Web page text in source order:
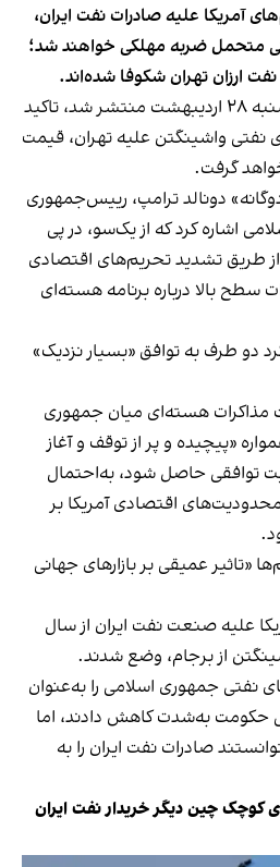
آمریکا علیه صادرات نفت ایران،
متحمل ضربه مهلکی خواهند شد؛
نفت ارزان تهران شکوفا شده‌اند.
بوسو در این مطلب که دوشنبه ۲۸ اردیبهشت منتشر شد، تاکید
نفتی واشینگتن علیه تهران، قیمت
گرفت.
دونالد ترامپ، رییس‌جمهوری
اشاره کرد که از یک‌سو، در پی
از طریق تشدید تحریم‌های اقتصادی
سطح بالا درباره برنامه هسته‌ای
دو طرف به توافق «بسیار نزدیک»
مذاکرات هسته‌ای میان جمهوری
«پیچیده و پر از توقف و آغاز
توافقی حاصل شود، به‌احتمال
اقتصادی آمریکا بر
«تاثیر عمیقی بر بازارهای جهانی
علیه صنعت نفت ایران از سال
نفتی جمهوری اسلامی را به‌عنوان
حکومت به‌شدت کاهش دادند، اما
صادرات نفت ایران را به
کوچک چین دیگر خریدار نفت ایران